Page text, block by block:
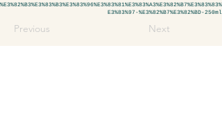
%E3%82%B3%E3%83%B3%E3%83%96%E3%83%81%E3%83%A3%E3%82%B7%E3%83%83%
E3%83%97-%E3%82%B7%E3%82%BD-250ml
Previous Next